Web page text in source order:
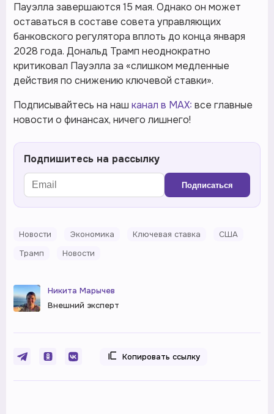
Пауэлла завершаются 15 мая. Однако он может
оставаться в составе совета управляющих
банковского регулятора вплоть до конца января
2028 года. Дональд Трамп неоднократно
критиковал Пауэлла за «слишком медленные
действия по снижению ключевой ставки».
Подписывайтесь на наш канал в MAX: все главные
новости о финансах, ничего лишнего!
Подпишитесь на рассылку
Подписаться
Новости Экономика Ключевая ставка
США
Трамп
Новости
Никита Марычев
Внешний эксперт
Копировать ссылку